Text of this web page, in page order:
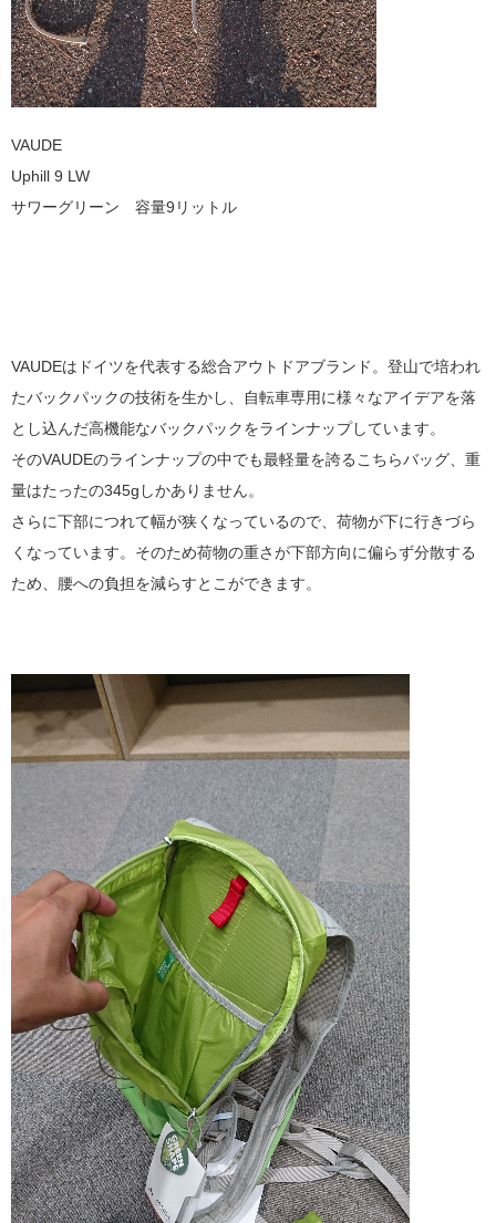
VAUDE
Uphill 9 LW
サワーグリーン 容量9リットル
VAUDEはドイツを代表する総合アウトドアブランド。登山で培われ
たバックパックの技術を生かし、自転車専用に様々なアイデアを落
とし込んだ高機能なバックパックをラインナップしています。
そのVAUDEのラインナップの中でも最軽量を誇るこちらバッグ、重
量はたったの345gしかありません。
さらに下部につれて幅が狭くなっているので、荷物が下に行きづら
くなっています。そのため荷物の重さが下部方向に偏らず分散する
ため、腰への負担を減らすとこができます。